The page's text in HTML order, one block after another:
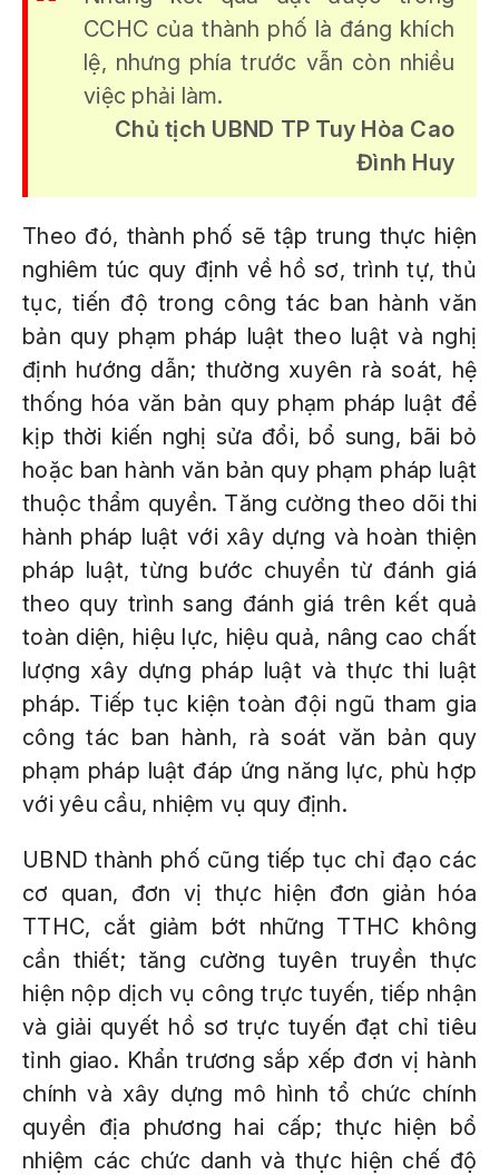
CCHC của thành phố là đáng khích
lệ, nhưng phía trước vẫn còn nhiều
việc phải làm.
Chủ tịch UBND TP Tuy Hòa Cao
Đình Huy
Theo đó, thành phố sẽ tập trung thực hiện
nghiêm túc quy định về hồ sơ, trình tự, thủ
tục, tiến độ trong công tác ban hành văn
bản quy phạm pháp luật theo luật và nghị
định hướng dẫn; thường xuyên rà soát, hệ
thống hóa văn bản quy phạm pháp luật để
kịp thời kiến nghị sửa đổi, bổ sung, bãi bỏ
hoặc ban hành văn bản quy phạm pháp luật
thuộc thẩm quyền. Tăng cường theo dõi thi
hành pháp luật với xây dựng và hoàn thiện
pháp luật, từng bước chuyển từ đánh giá
theo quy trình sang đánh giá trên kết quả
toàn diện, hiệu lực, hiệu quả, nâng cao chất
lượng xây dựng pháp luật và thực thi luật
pháp. Tiếp tục kiện toàn đội ngũ tham gia
công tác ban hành, rà soát văn bản quy
phạm pháp luật đáp ứng năng lực, phù hợp
với yêu cầu, nhiệm vụ quy định.
UBND thành phố cũng tiếp tục chỉ đạo các
cơ quan, đơn vị thực hiện đơn giản hóa
TTHC, cắt giảm bớt những TTHC không
cần thiết; tăng cường tuyên truyền thực
hiện nộp dịch vụ công trực tuyến, tiếp nhận
và giải quyết hồ sơ trực tuyến đạt chỉ tiêu
tỉnh giao. Khẩn trương sắp xếp đơn vị hành
chính và xây dựng mô hình tổ chức chính
quyền địa phương hai cấp; thực hiện bổ
nhiệm các chức danh và thực hiện chế độ